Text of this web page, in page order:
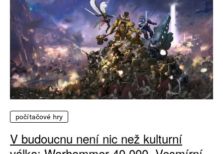
počítačové hry
V budoucnu není nic než kulturní